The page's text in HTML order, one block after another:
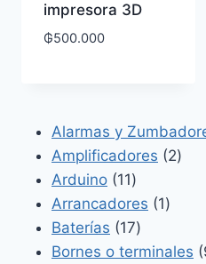
impresora 3D
₲500.000
Alarmas y
Amplificadores 22
Arduino 1111
productos
Arrancadores 11
Baterías 1717
productos
Bornes o terminales